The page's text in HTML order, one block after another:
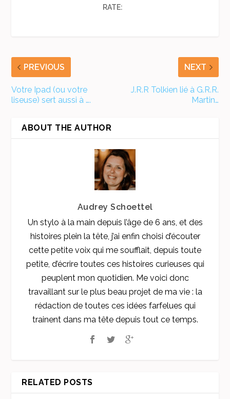
RATE:
PREVIOUS
Votre Ipad (ou votre
liseuse) sert aussi à ….
NEXT
J.R.R Tolkien lié à G.R.R.
Martin…
ABOUT THE AUTHOR
Audrey Schoettel
Un stylo à la main depuis l’âge de 6 ans, et des
histoires plein la tête, j’ai enfin choisi d’écouter
cette petite voix qui me soufflait, depuis toute
petite, d’écrire toutes ces histoires curieuses qui
peuplent mon quotidien. Me voici donc
travaillant sur le plus beau projet de ma vie : la
rédaction de toutes ces idées farfelues qui
trainent dans ma tête depuis tout ce temps.
RELATED POSTS